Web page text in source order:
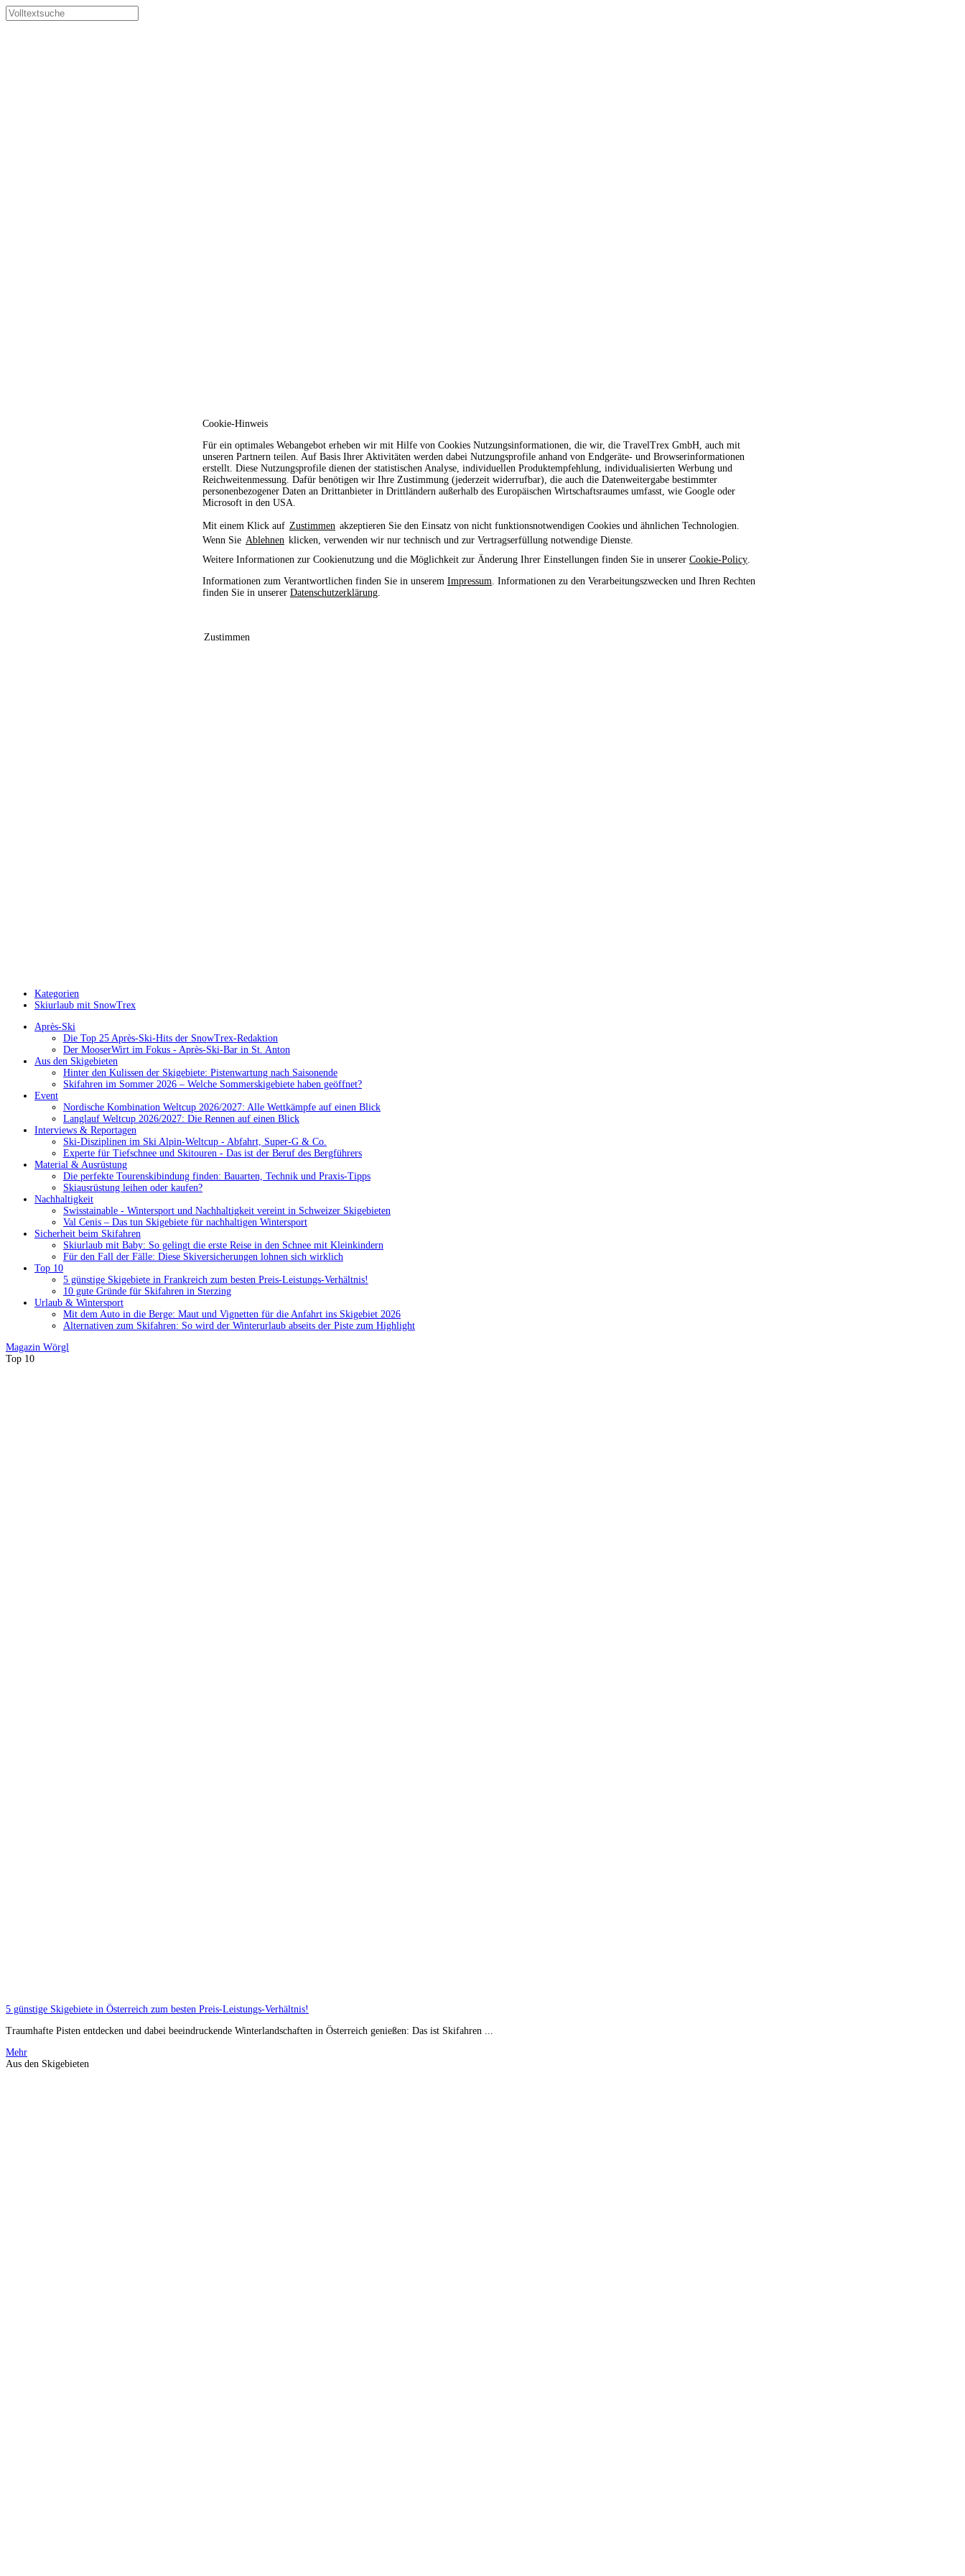
Cookie-Hinweis
Für ein optimales Webangebot erheben wir mit Hilfe von Cookies Nutzungsinformationen, die wir, die TravelTrex GmbH, auch mit
unseren Partnern teilen. Auf Basis Ihrer Aktivitäten werden dabei Nutzungsprofile anhand von Endgeräte- und Browserinformationen
erstellt. Diese Nutzungsprofile dienen der statistischen Analyse, individuellen Produktempfehlung, individualisierten Werbung und
Reichweitenmessung. Dafür benötigen wir Ihre Zustimmung (jederzeit widerrufbar), die auch die Datenweitergabe bestimmter
personenbezogener Daten an Drittanbieter in Drittländern außerhalb des Europäischen Wirtschaftsraumes umfasst, wie Google oder
Microsoft in den USA.
Mit einem Klick auf Zustimmen akzeptieren Sie den Einsatz von nicht funktionsnotwendigen Cookies und ähnlichen Technologien.
Wenn Sie Ablehnen klicken, verwenden wir nur technisch und zur Vertragserfüllung notwendige Dienste.
Weitere Informationen zur Cookienutzung und die Möglichkeit zur Änderung Ihrer Einstellungen finden Sie in unserer Cookie-Policy
Informationen zum Verantwortlichen finden Sie in unserem Impressum . Informationen zu den Verarbeitungszwecken und Ihren Rechten
finden Sie in unserer Datenschutzerklärung
Zustimmen
Kategorien
Skiurlaub mit SnowTrex
Après-Ski
Die Top 25 Après-Ski-Hits der SnowTrex-Redaktion
Der MooserWirt im Fokus - Après-Ski-Bar in St. Anton
Aus den Skigebieten
Hinter den Kulissen der Skigebiete: Pistenwartung nach Saisonende
Skifahren im Sommer 2026 – Welche Sommerskigebiete haben geöffnet?
Event
Nordische Kombination Weltcup 2026/2027: Alle Wettkämpfe auf einen Blick
Langlauf Weltcup 2026/2027: Die Rennen auf einen Blick
Interviews & Reportagen
Ski-Disziplinen im Ski Alpin-Weltcup - Abfahrt, Super-G & Co.
Experte für Tiefschnee und Skitouren - Das ist der Beruf des Bergführers
Material & Ausrüstung
Die perfekte Tourenskibindung finden: Bauarten, Technik und Praxis-Tipps
Skiausrüstung leihen oder kaufen?
Nachhaltigkeit
Swisstainable - Wintersport und Nachhaltigkeit vereint in Schweizer Skigebieten
Val Cenis – Das tun Skigebiete für nachhaltigen Wintersport
Sicherheit beim Skifahren
Skiurlaub mit Baby: So gelingt die erste Reise in den Schnee mit Kleinkindern
Für den Fall der Fälle: Diese Skiversicherungen lohnen sich wirklich
Top 10
5 günstige Skigebiete in Frankreich zum besten Preis-Leistungs-Verhältnis!
10 gute Gründe für Skifahren in Sterzing
Urlaub & Wintersport
Mit dem Auto in die Berge: Maut und Vignetten für die Anfahrt ins Skigebiet 2026
Alternativen zum Skifahren: So wird der Winterurlaub abseits der Piste zum Highlight
Magazin Wörgl
Top 10
5 günstige Skigebiete in Österreich zum besten Preis-Leistungs-Verhältnis!
Traumhafte Pisten entdecken und dabei beeindruckende Winterlandschaften in Österreich genießen: Das ist Skifahren ...
Mehr
Aus den Skigebieten